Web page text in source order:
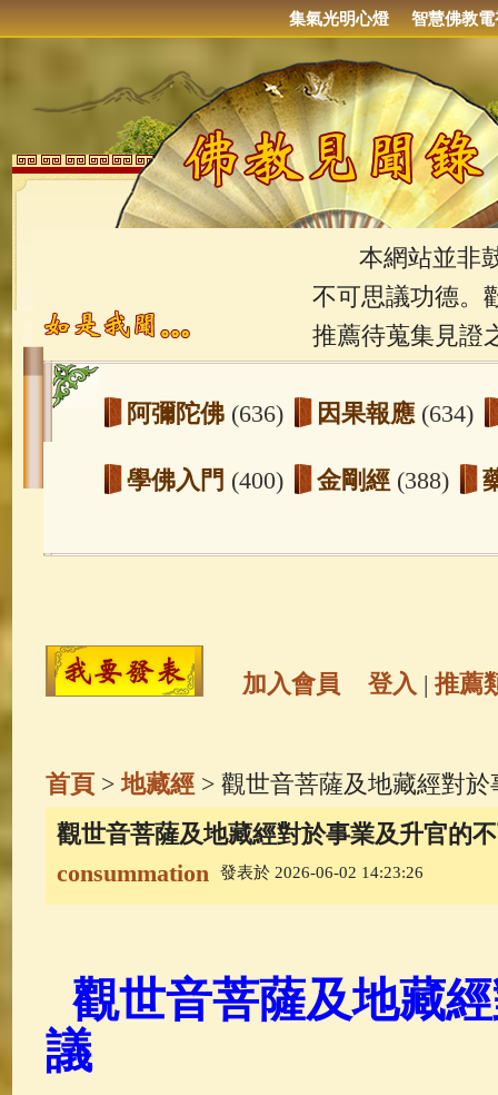
集氣光明心燈 智慧佛教電
本網站並非鼓
不可思議功德。
推薦待蒐集見證
阿彌陀佛 (636) 因果報應 (634)
學佛入門 (400) 金剛經 (388)
玉曆寶鈔(236) 地藏經(225)
高僧故事 (142) 放生護生 (133)
一切如來心秘密全身舍利寶篋印
生活禪(70) 釋迦牟尼佛傳
佛典故事(38) 佛說療痔(腫瘤)
加入會員 登入 | 推薦
首頁>地藏經> 觀世音菩薩及地藏經對於
觀世音菩薩及地藏經對於事業及升官的
consummation
發表於 2026-06-02 14:23:26
觀世音菩薩及地藏
議